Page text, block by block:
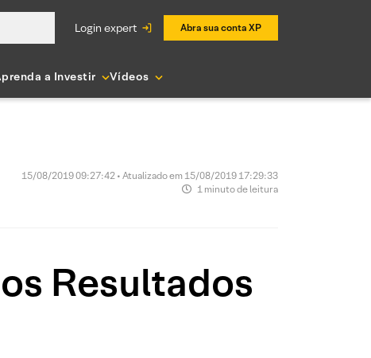
login expert Abra sua conta XP
a Investir Vídeos
15/08/2019 09:27:42 • Atualizado em 15/08/2019 17:29:33
1 minuto de leitura
Resultados